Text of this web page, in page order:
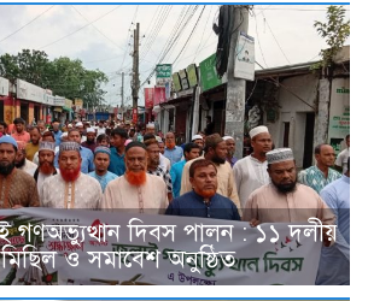
গণঅভ্যুত্থান দিবস পালন : ১১ দলীয়
ও সমাবেশ অনুষ্ঠিত